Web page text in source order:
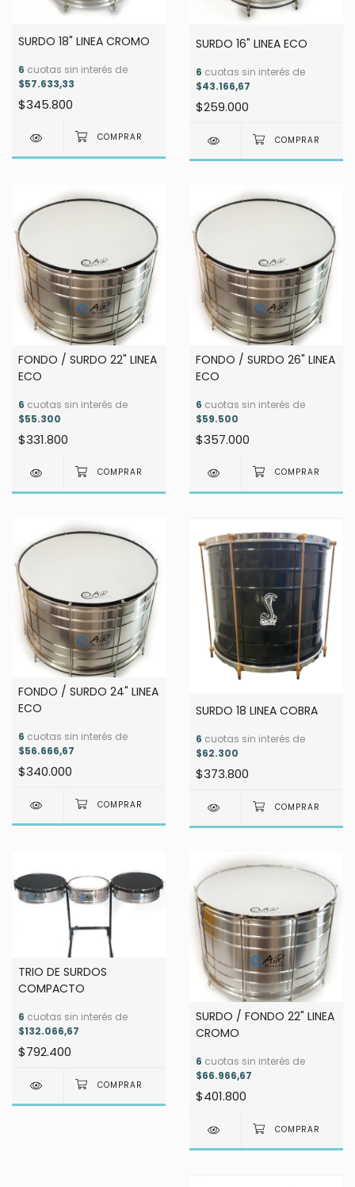
SURDO 18" LINEA CROMO
6 cuotas sin interés de
$57.633,33
$345.800
SURDO 16" LINEA ECO
6 cuotas sin interés de
$43.166,67
$259.000
FONDO / SURDO 22" LINEA
ECO
6 cuotas sin interés de
$55.300
$331.800
FONDO / SURDO 26" LINEA
ECO
6 cuotas sin interés de
$59.500
$357.000
FONDO / SURDO 24" LINEA
ECO
6 cuotas sin interés de
$56.666,67
$340.000
SURDO 18 LINEA COBRA
6 cuotas sin interés de
$62.300
$373.800
TRIO DE SURDOS
COMPACTO
6 cuotas sin interés de
$132.066,67
$792.400
SURDO / FONDO 22" LINEA
CROMO
6 cuotas sin interés de
$66.966,67
$401.800